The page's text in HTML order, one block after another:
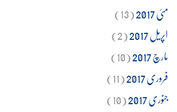
مئی 2017
(13)
اپریل 2017
(2)
مارچ 2017
(10)
فروری 2017
(11)
جنوری 2017
(10)